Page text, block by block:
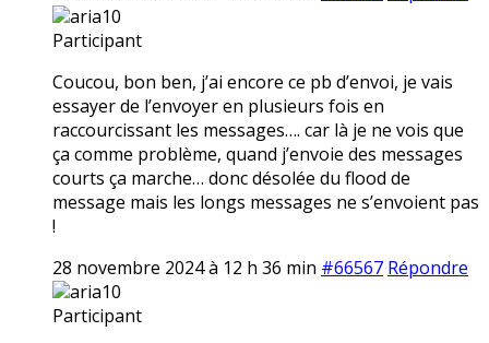
aria10
Participant
Coucou, bon ben, j’ai encore ce pb d’envoi, je vais
essayer de l’envoyer en plusieurs fois en
raccourcissant les messages…. car là je ne vois que
ça comme problème, quand j’envoie des messages
courts ça marche… donc désolée du flood de
message mais les longs messages ne s’envoient pas
!
28 novembre 2024 à 12 h 36 min #66567 Répondre
aria10
Participant